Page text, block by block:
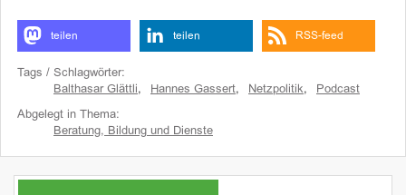
teilen teilen RSS-feed
Tags / Schlagwörter:
Balthasar Glättli, Hannes Gassert, Netzpolitik, Podcast
Abgelegt in Thema:
Beratung, Bildung und Dienste